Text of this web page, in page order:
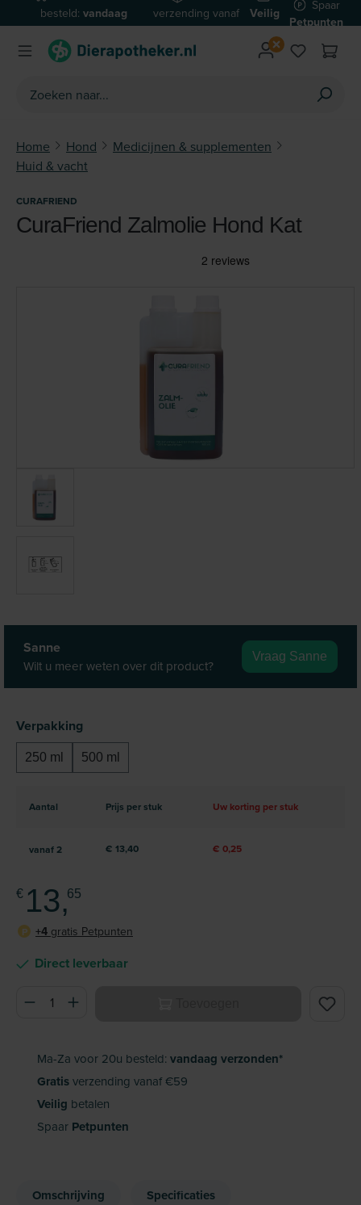
Ga naar de hoofdinhoud
besteld: vandaag
verzonden*
verzending vanaf
€59
Veilig
betalen
Spaar
Petpunten
Home Hond
Medicijnen & supplementen
Huid & vacht
Sanne
Wilt u meer weten over dit product?
Vraag Sanne
CURAFRIEND
CuraFriend Zalmolie Hond Kat
Direct leverbaar
Aantal Prijs per stuk Uw korting per stuk
vanaf2 € 13,40 € 0,25
€ 13,65
Selecteer
Verpakking
250 ml 500 ml
Producthoeveelheid: Voer de gewenste hoeveelheid in of
P +4 gratis Petpunten
Ma-Za voor 20u besteld: vandaag verzonden*
Gratisverzending vanaf €59
Veilig betalen
Spaar Petpunten
Omschrijving Specificaties